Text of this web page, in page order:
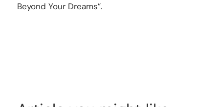
Beyond Your Dreams”.